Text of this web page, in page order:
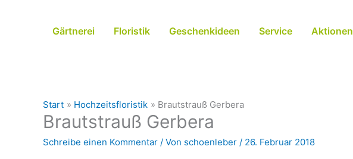
Gärtnerei Floristik Geschenkideen Service Aktionen
Start Hochzeitsfloristik Brautstrauß Gerbera
Brautstrauß Gerbera
Schreibe einen Kommentar / Von schoenleber / 26. Februar 2018